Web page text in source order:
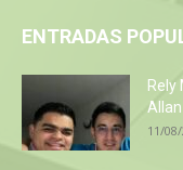
ENTRADAS
Rely
11/